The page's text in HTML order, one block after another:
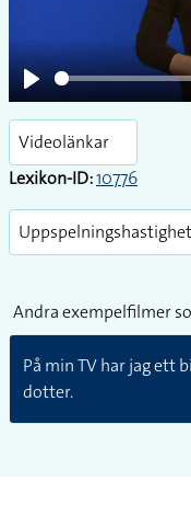
Play
Videolänkar
Lexikon-ID:10776
Uppspelningshastighet
Andra exempelfilmer
På min TV har jag ett
dotter.